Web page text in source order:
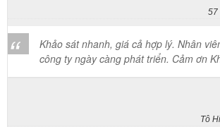
57
Khảo sát nhanh, giá cả hợp lý. Nhân
công ty ngày càng phát triển. Cảm ơn
Tô